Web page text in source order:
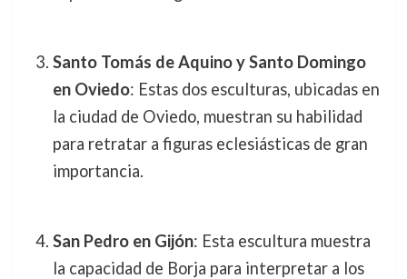
Santo Tomás de Aquino y Santo Domingo
en Oviedo: Estas dos esculturas, ubicadas en
la ciudad de Oviedo, muestran su habilidad
para retratar a figuras eclesiásticas de gran
importancia.
San Pedro en Gijón: Esta escultura muestra
la capacidad de Borja para interpretar a los